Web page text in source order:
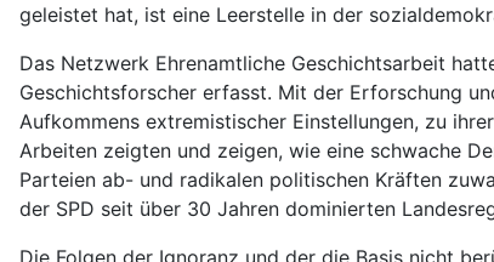
geleistet hat, ist eine Leerstelle in der
Das Netzwerk Ehrenamtliche Geschichtsarbeit
Geschichtsforscher erfasst. Mit der Erforschung
Aufkommens extremistischer Einstellungen, zu
Arbeiten zeigten und zeigen, wie eine schwache
Parteien ab- und radikalen politischen Kräften
der SPD seit über 30 Jahren dominierten
Die Folgen der Ignoranz und der die Basis nicht